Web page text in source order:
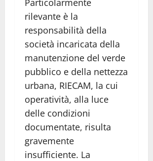
rilevante è la
responsabilità della
società incaricata della
manutenzione del verde
pubblico e della nettezza
urbana, RIECAM, la cui
operatività, alla luce
delle condizioni
documentate, risulta
gravemente
insufficiente. La